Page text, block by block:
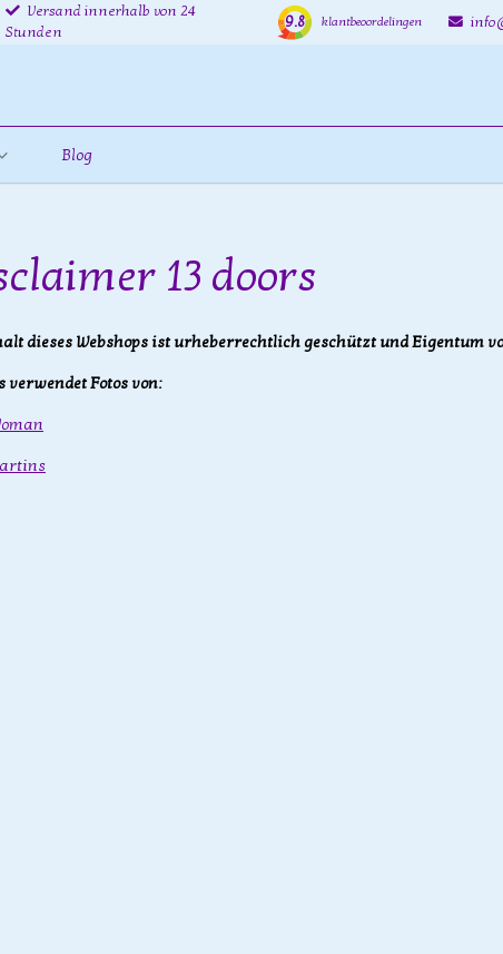
Versand innerhalb von 24
Stunden
9.8 klantbeoordelingen
Blog
13 doors
dieses Webshops ist urheberrechtlich geschützt und Eigentum
verwendet Fotos von: